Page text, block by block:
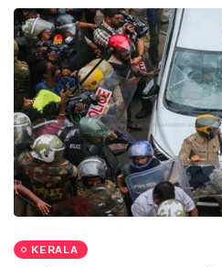
KERALA